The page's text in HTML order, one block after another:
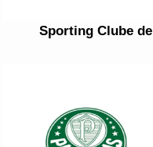
تفاصيل مباراة Moreirense FC ضد Sporting Clube de